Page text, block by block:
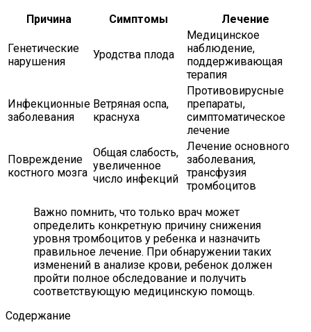
Причина
Симптомы Лечение
Генетические
нарушения
Уродства плода
Медицинское
наблюдение,
поддерживающая
терапия
Инфекционные
заболевания
Ветряная оспа,
краснуха
Противовирусные
препараты,
симптоматическое
лечение
Повреждение
костного мозга
Общая слабость,
увеличенное
число инфекций
Лечение основного
заболевания,
трансфузия
тромбоцитов
Важно помнить, что только врач может
определить конкретную причину снижения
уровня тромбоцитов у ребенка и назначить
правильное лечение. При обнаружении таких
изменений в анализе крови, ребенок должен
пройти полное обследование и получить
соответствующую медицинскую помощь.
Содержание